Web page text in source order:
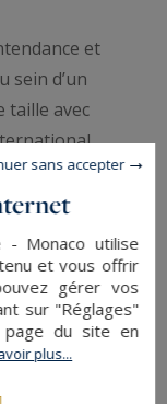
et
sein d’un
taille avec
rénové,
adresse
généreux,
- Monaco utilise
et vous offrir
gérer vos
sur "Réglages"
du site en
plus...
sans accepter